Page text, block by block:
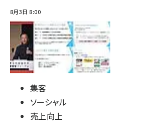
8月3日 8:00
集客
ソーシャル
売上向上